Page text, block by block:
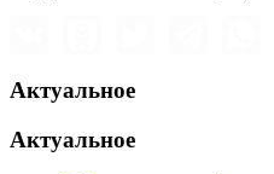
Актуальное
Актуальное